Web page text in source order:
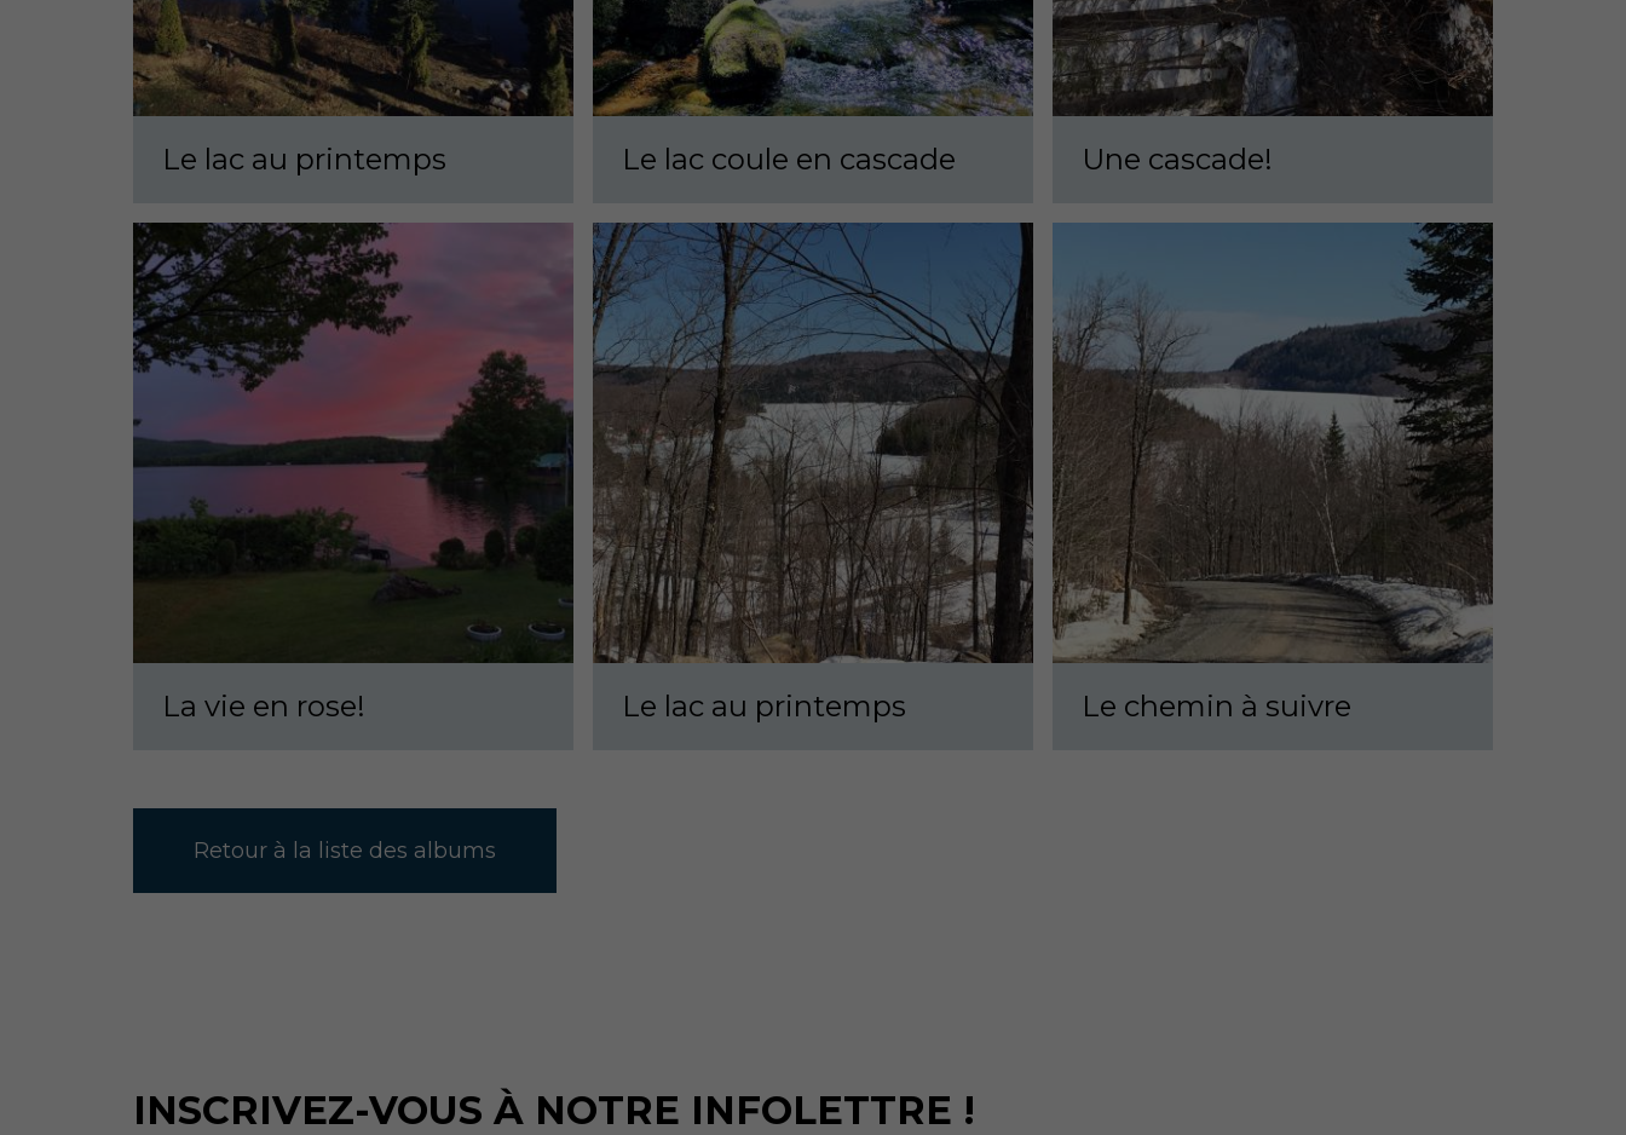
Le lac au printemps
La vie en rose!
Le lac coule en cascade
Le lac au printemps
Une cascade!
Le chemin à suivre
Retour à la liste des albums
INSCRIVEZ-VOUS À NOTRE INFOLETTRE !